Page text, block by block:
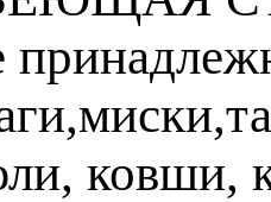
ковши,